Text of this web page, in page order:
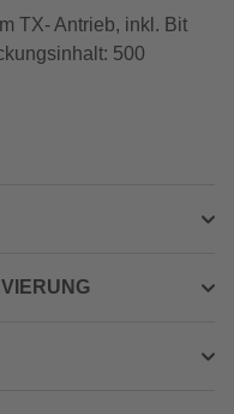
TX- Antrieb, inkl. Bit
500